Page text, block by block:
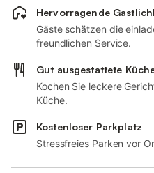
Hervorragende
Gäste schätzen die
freundlichen Service.
Gut ausgestattete
Kochen Sie leckere
Küche.
Kostenloser Parkplatz
Stressfreies Parken vor